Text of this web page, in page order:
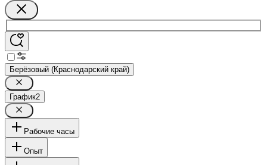
Берёзовый (Краснодарский край)
График2
Рабочие часы
Опыт